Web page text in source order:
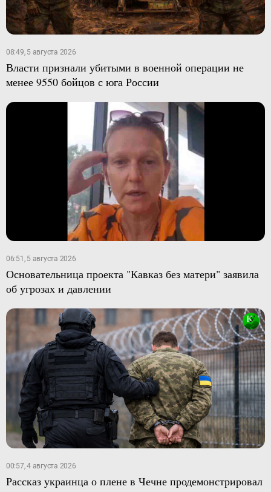
08:49, 5 августа 2026
Власти признали убитыми в военной операции не
менее 9550 бойцов с юга России
06:51, 5 августа 2026
Основательница проекта "Кавказ без матери" заявила
об угрозах и давлении
00:57, 4 августа 2026
Рассказ украинца о плене в Чечне продемонстрировал